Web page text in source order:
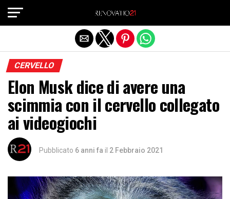
CERVELLO
Elon Musk dice di avere una
scimmia con il cervello collegato
ai videogiochi
Pubblicato 6 anni fa il 2 Febbraio 2021
Exit mobile version